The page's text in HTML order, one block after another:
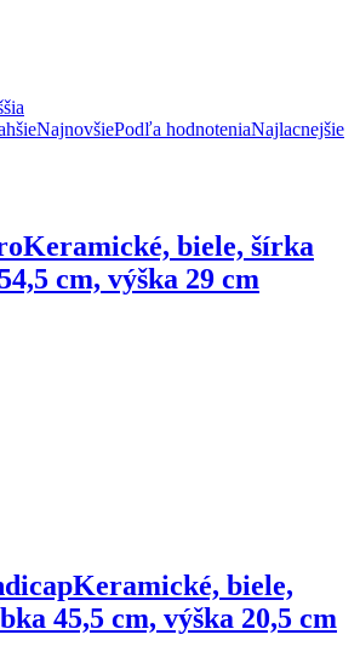
NajnovšiePodľa hodnoteniaNajlacnejšie
Keramické, biele, šírka
cm, výška 29 cm
Keramické, biele,
45,5 cm, výška 20,5 cm